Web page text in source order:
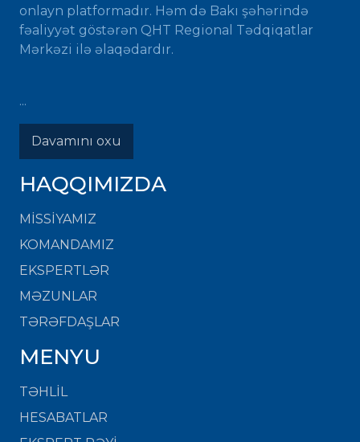
onlayn platformadır. Həm də Bakı şəhərində
fəaliyyət göstərən QHT Regional Tədqiqatlar
Mərkəzi ilə əlaqədardır.
...
Davamını oxu
HAQQIMIZDA
MISSIYAMIZ
KOMANDAMIZ
EKSPERTLƏR
MƏZUNLAR
TƏRƏFDAŞLAR
MENYU
TƏHLİL
HESABATLAR